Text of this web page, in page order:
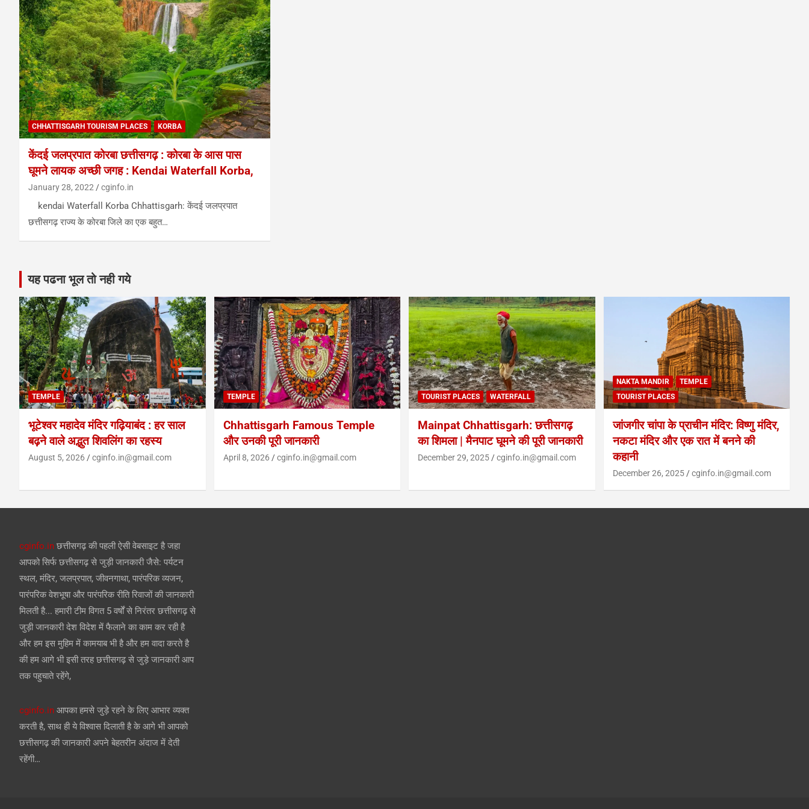
CHHATTISGARH TOURISM PLACES KORBA
केंदई जलप्रपात कोरबा छत्तीसगढ़ : कोरबा के आस पास
घूमने लायक अच्छी जगह : Kendai Waterfall Korba,
January 28, 2022 cginfo.in
kendai Waterfall Korba Chhattisgarh: केंदई जलप्रपात
छत्तीसगढ़ राज्य के कोरबा जिले का एक बहुत…
यह पढना भूल तो नही गये
TEMPLE
भूटेश्वर महादेव मंदिर गढ़ियाबंद : हर साल
बढ़ने वाले अद्भुत शिवलिंग का रहस्य
August 5, 2026 cginfo.in@gmail.com
TEMPLE
Chhattisgarh Famous Temple
और उनकी पूरी जानकारी
April 8, 2026 cginfo.in@gmail.com
TOURIST PLACES WATERFALL
Mainpat Chhattisgarh: छत्तीसगढ़
का शिमला | मैनपाट घूमने की पूरी जानकारी
December 29, 2025 cginfo.in@gmail.com
NAKTA MANDIR
TEMPLE
TOURIST PLACES
जांजगीर चांपा के प्राचीन मंदिर: विष्णु मंदिर,
नकटा मंदिर और एक रात में बनने की
कहानी
December 26, 2025 cginfo.in@gmail.com
cginfo.in छत्तीसगढ़ की पहली ऐसी वेबसाइट है जहा
आपको सिर्फ छत्तीसगढ़ से जुड़ी जानकारी जैसे: पर्यटन
स्थल, मंदिर, जलप्रपात, जीवनगाथा, पारंपरिक व्यजन,
पारंपरिक वेशभूषा और पारंपरिक रीति रिवाजों की जानकारी
मिलती है... हमारी टीम विगत 5 वर्षों से निरंतर छत्तीसगढ़ से
जुड़ी जानकारी देश विदेश में फैलाने का काम कर रही है
और हम इस मुहिम में कामयाब भी है और हम वादा करते है
की हम आगे भी इसी तरह छत्तीसगढ़ से जुड़े जानकारी आप
तक पहुचाते रहेंगे,
cginfo.in आपका हमसे जुड़े रहने के लिए आभार व्यक्त
करती है, साथ ही ये विश्वास दिलाती है के आगे भी आपको
छत्तीसगढ़ की जानकारी अपने बेहतरीन अंदाज में देती
रहेंगी…